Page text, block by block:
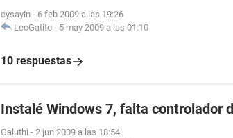
cysayin - 6 feb 2009 a las 19:26
LeoGatito - 5 may 2009 a las 01:10
10 respuestas
Instalé Windows 7, falta controlador
Galuthi - 2 jun 2009 a las 18:54